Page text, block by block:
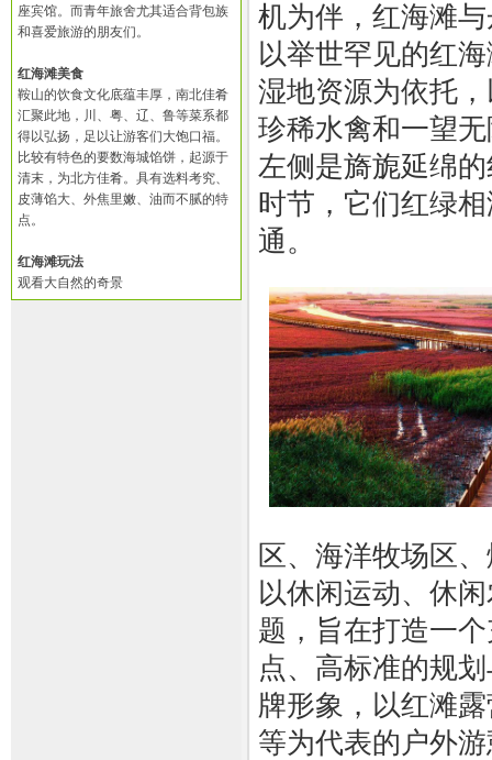
座宾馆。而青年旅舍尤其适合背包族
和喜爱旅游的朋友们。
红海滩美食
鞍山的饮食文化底蕴丰厚，南北佳肴
汇聚此地，川、粤、辽、鲁等菜系都
得以弘扬，足以让游客们大饱口福。
比较有特色的要数海城馅饼，起源于
清末，为北方佳肴。具有选料考究、
皮薄馅大、外焦里嫩、油而不腻的特
点。
红海滩玩法
观看大自然的奇景
机为伴，红海滩
以举世罕见的红
湿地资源为依托
珍稀水禽和一望
左侧是旖旎延绵
时节，它们红绿
通。
区、海洋牧场区
以休闲运动、休
题，旨在打造一
点、高标准的规
牌形象，以红滩
等为代表的户外